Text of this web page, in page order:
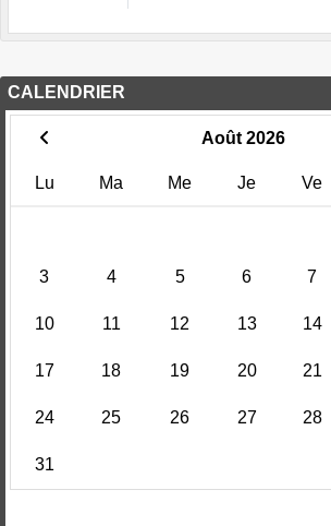
CALENDRIER
Août 2026
Lu Ma Me Je Ve
3 4 5 6 7
10 11 12 13 14
17 18 19 20 21
24 25 26 27 28
31